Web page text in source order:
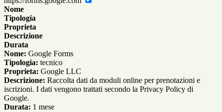
Nome
Tipologia
Proprieta
Descrizione
Durata
Nome: Google Forms
Tipologia: tecnico
Proprieta: Google LLC
Descrizione: Raccolta dati da moduli online per prenotazioni e
iscrizioni. I dati vengono trattati secondo la Privacy Policy di
Google.
Durata: 1 mese